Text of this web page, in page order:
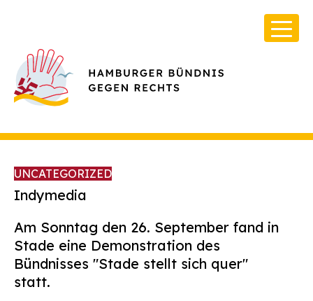
Über Uns
Infos & Broschüren
UNCATEGORIZED
Indymedia
Am Sonntag den 26. September fand in
Stade eine Demonstration des
Bündnisses "Stade stellt sich quer"
statt.